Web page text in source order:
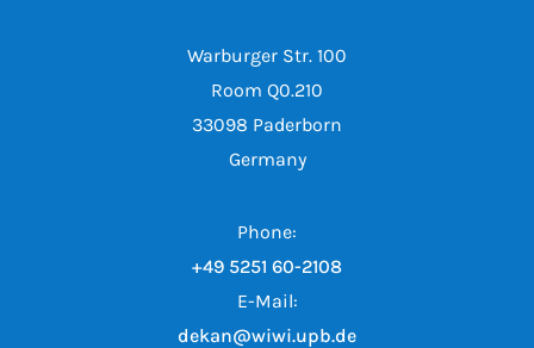
Warburger Str. 100
Room Q0.210
33098 Paderborn
Germany
Phone:
+49 5251 60-2108
E-Mail:
dekan@wiwi.upb.de